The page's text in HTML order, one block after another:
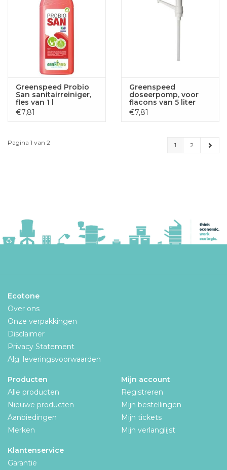
Greenspeed Probio
San sanitairreiniger,
fles van 1 l
€7,81
Greenspeed
doseerpomp, voor
flacons van 5 liter
€7,81
Pagina 1 van 2 1 2
Ecotone
Over ons
Onze verpakkingen
Disclaimer
Privacy Statement
Alg. leveringsvoorwaarden
Producten
Alle producten
Nieuwe producten
Aanbiedingen
Merken
Mijn account
Registreren
Mijn bestellingen
Mijn tickets
Mijn verlanglijst
Klantenservice
Garantie